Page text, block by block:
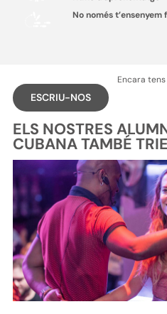
No només t’ensenyem
Encara
ESCRIU-NOS
ELS NOSTRES
CUBANA TAMBÉ